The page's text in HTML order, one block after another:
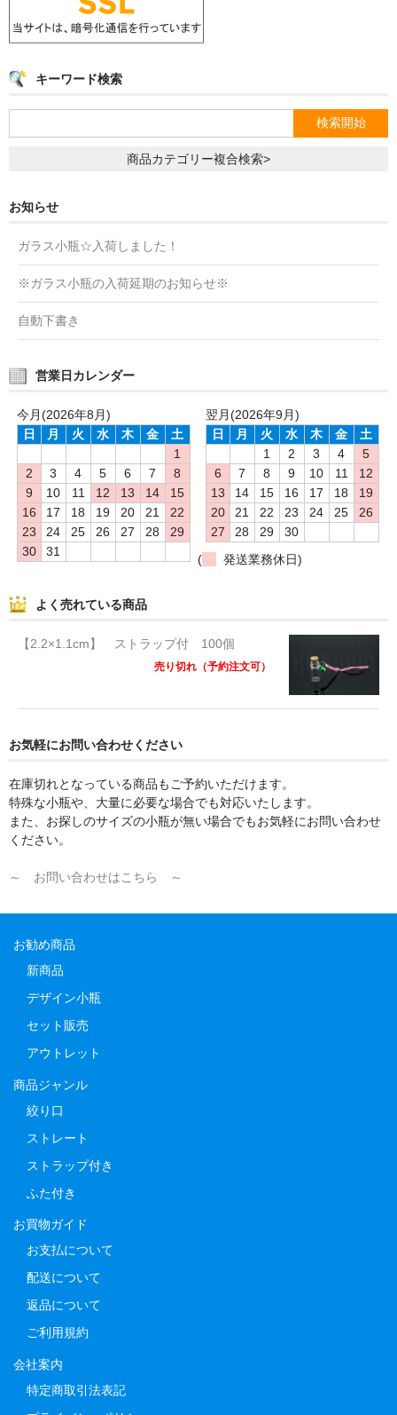
キーワード検索
商品カテゴリー複合検索>
お知らせ
ガラス小瓶☆入荷しました！
※ガラス小瓶の入荷延期のお知らせ※
自動下書き
営業日カレンダー
今月(2026年8月)
日
月 火 水 木 金
土
1
2
3 4 5 6 7
8
9
10 11 12 13 14
15
16
17 18 19 20 21
22
23
24 25 26 27 28
29
30
31
翌月(2026年9月)
日
月 火 水 木 金
土
1
2 3 4
5
6
7 8 9 10 11
12
13
14 15 16 17 18
19
20
21 22 23 24 25
26
27
28 29
30
(
発送業務休日)
よく売れている商品
【2.2×1.1cm】 ストラップ付 100個
売り切れ（予約注文可）
お気軽にお問い合わせください
在庫切れとなっている商品もご予約いただけます。
特殊な小瓶や、大量に必要な場合でも対応いたします。
また、お探しのサイズの小瓶が無い場合でもお気軽にお問い合わせ
ください。
～ お問い合わせはこちら ～
お勧め商品
新商品
デザイン小瓶
セット販売
アウトレット
商品ジャンル
絞り口
ストレート
ストラップ付き
ふた付き
お買物ガイド
お支払について
配送について
返品について
ご利用規約
会社案内
特定商取引法表記